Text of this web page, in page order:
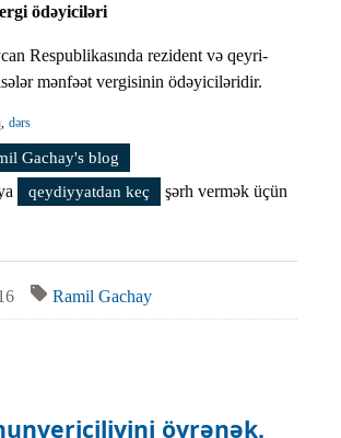
ödəyiciləri
Respublikasında rezident və qeyri-
mənfəət vergisinin ödəyiciləridir.
dərs
öyrənək. Dərs #59 haqqında
Gachay's blog
qeydiyyatdan keç
şərh vermək üçün
Ramil Gachay
öyrənək.